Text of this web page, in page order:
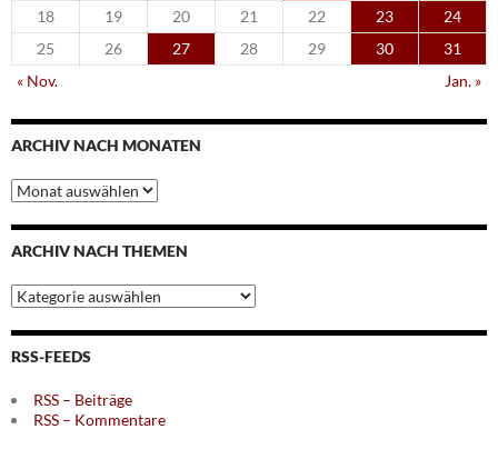
18
19 20 21 22 23
24
25
26 27 28 29 30
31
« Nov.
Jan. »
ARCHIV NACH MONATEN
Archiv
nach
Monaten
ARCHIV NACH THEMEN
Archiv
nach
Themen
RSS-FEEDS
RSS – Beiträge
RSS – Kommentare